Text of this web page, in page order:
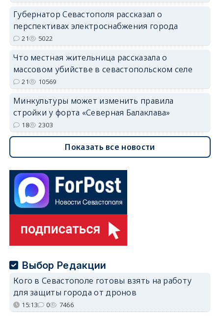
Губернатор Севастополя рассказал о
перспективах электроснабжения города
21 5022
Что местная жительница рассказала о
массовом убийстве в севастопольском селе
21 10569
Минкультуры может изменить правила
стройки у форта «Северная Балаклава»
18 2303
Показать все новости
Выбор Редакции
Кого в Севастополе готовы взять на работу
для защиты города от дронов
15:13 0 7466